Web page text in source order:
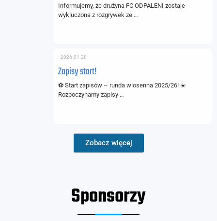
Informujemy, że drużyna FC ODPALENI zostaje
wykluczona z rozgrywek ze …
Zapisy start!
⋅ 2026-01-28
⚽ Start zapisów – runda wiosenna 2025/26! ☀️
Rozpoczynamy zapisy …
Zobacz więcej
Sponsorzy